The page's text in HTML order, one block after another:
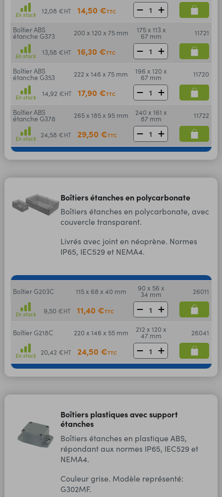
En stock 12,08 €HT 14,50 €TTC
Boîtier ABS
étanche G373 200 x 120 x 75 mm 175 x 113 x
67 mm 11721
En stock 13,58 €HT 16,30 €TTC
Boîtier ABS
étanche G353 222 x 146 x 75 mm 196 x 120 x
67 mm 11720
En stock 14,92 €HT 17,90 €TTC
Boîtier ABS
étanche G378 265 x 185 x 95 mm 240 x 161 x
87 mm 11722
En stock 24,58 €HT 29,50 €TTC
Boîtiers étanches en polycarbonate
Boîtiers étanches en polycarbonate, avec
couvercle transparent.
Livrés avec joint en néoprène. Normes
IP65, IEC529 et NEMA4.
Boîtier G203C 115 x 68 x 40 mm 90 x 56 x
34 mm 26011
En stock 9,50 €HT 11,40 €TTC
Boîtier G218C 220 x 146 x 55 mm 212 x 120 x
47 mm 26041
En stock 20,42 €HT 24,50 €TTC
Boîtiers plastiques avec support
étanches
Boîtiers étanches en plastique ABS,
répondant aux normes IP65, IEC529 et
NEMA4.
Couleur grise. Modèle représenté:
G302MF.